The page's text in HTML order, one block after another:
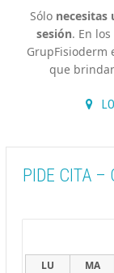
Sólo necesitas
sesión. En
GrupFisioderm
que
PIDE CITA –
LU MA